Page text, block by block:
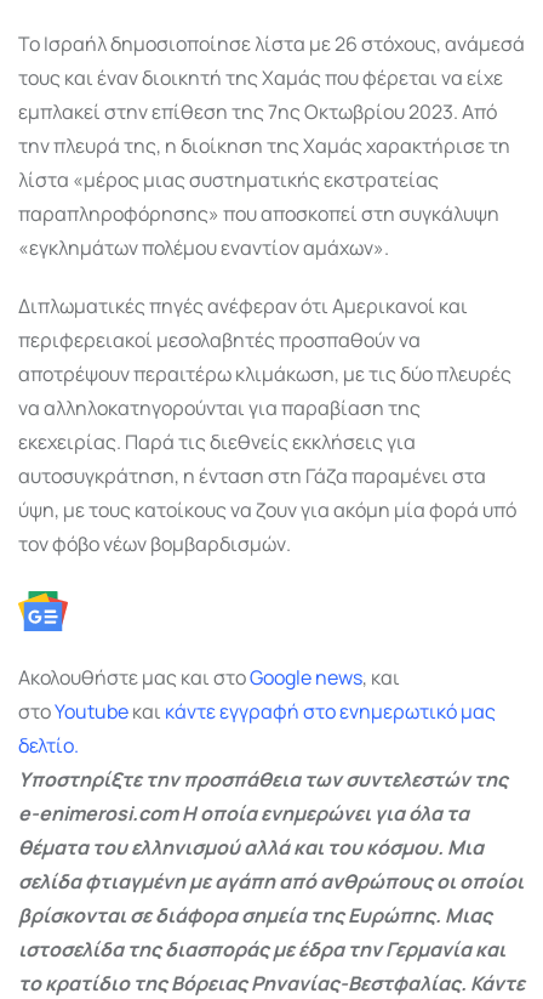
Το Ισραήλ δημοσιοποίησε λίστα με 26 στόχους, ανάμεσά
τους και έναν διοικητή της Χαμάς που φέρεται να είχε
εμπλακεί στην επίθεση της 7ης Οκτωβρίου 2023. Από
την πλευρά της, η διοίκηση της Χαμάς χαρακτήρισε τη
λίστα «μέρος μιας συστηματικής εκστρατείας
παραπληροφόρησης» που αποσκοπεί στη συγκάλυψη
«εγκλημάτων πολέμου εναντίον αμάχων».
Διπλωματικές πηγές ανέφεραν ότι Αμερικανοί και
περιφερειακοί μεσολαβητές προσπαθούν να
αποτρέψουν περαιτέρω κλιμάκωση, με τις δύο πλευρές
να αλληλοκατηγορούνται για παραβίαση της
εκεχειρίας. Παρά τις διεθνείς εκκλήσεις για
αυτοσυγκράτηση, η ένταση στη Γάζα παραμένει στα
ύψη, με τους κατοίκους να ζουν για ακόμη μία φορά υπό
τον φόβο νέων βομβαρδισμών.
Ακολουθήστε μας και στοGooglenews, και
στοYoutubeκαι κάντε εγγραφή στο ενημερωτικό μας
δελτίο.
Υποστηρίξτε την προσπάθεια των συντελεστών της
e-enimerosi.com Η οποία ενημερώνει για όλα τα
θέματα του ελληνισμού αλλά και του κόσμου. Μια
σελίδα φτιαγμένη με αγάπη από ανθρώπους οι οποίοι
βρίσκονται σε διάφορα σημεία της Ευρώπης. Μιας
ιστοσελίδα της διασποράς με έδρα την Γερμανία και
το κρατίδιο της Βόρειας Ρηνανίας-Βεστφαλίας. Κάντε